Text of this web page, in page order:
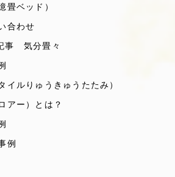
畳ベッド）
合わせ
事 気分畳々
イルりゅうきゅうたたみ）
アー）とは？
例